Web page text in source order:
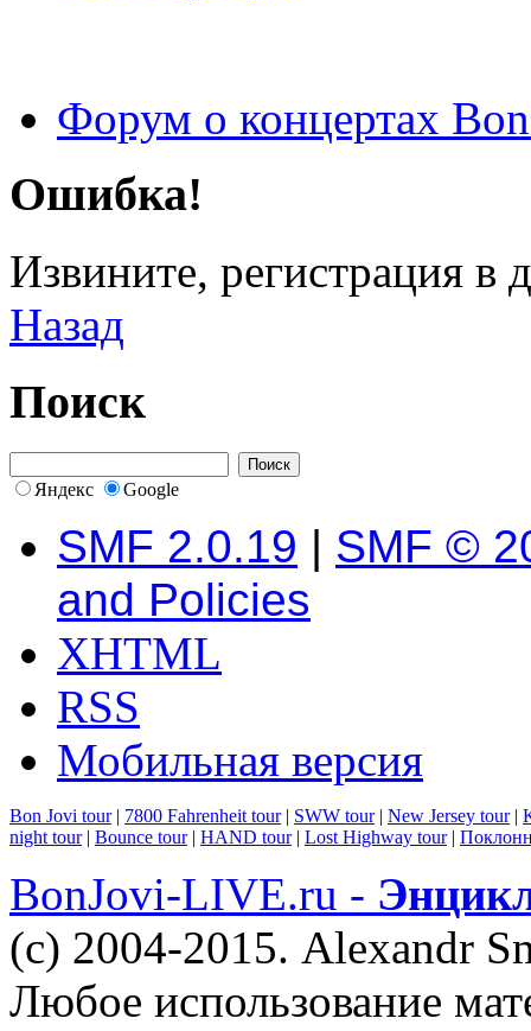
Форум о концертах
Ошибка!
Извините, регистрация в
Назад
Поиск
Яндекс Google
SMF 2.0.19 | SMF ©
and Policies
XHTML
RSS
Мобильная версия
Bon Jovi tour| 7800 Fahrenheit tour| SWW tour| New Jersey tour|
night tour| Bounce tour| HAND tour| Lost Highway tour|
BonJovi-LIVE.ru -
(c) 2004-2015. Alexandr
Любое использование